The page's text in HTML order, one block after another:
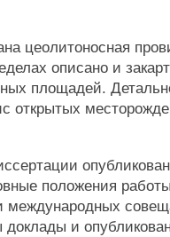
цеолитоносная
описано и
площадей.
открытых
положения
международных
и